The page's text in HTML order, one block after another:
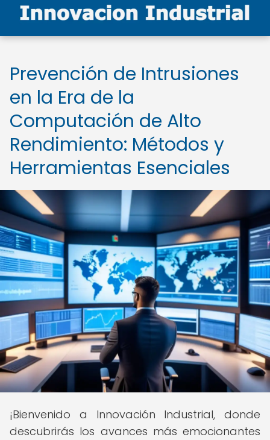
Prevención de Intrusiones
en la Era de la
Computación de Alto
Rendimiento: Métodos y
Herramientas Esenciales
¡Bienvenido a Innovación Industrial, donde
descubrirás los avances más emocionantes